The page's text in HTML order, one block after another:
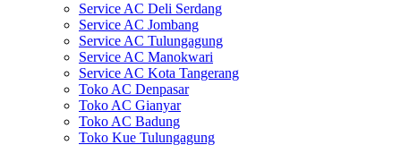
Service AC Deli Serdang
Service AC Jombang
Service AC Tulungagung
Service AC Manokwari
Service AC Kota Tangerang
Toko AC Denpasar
Toko AC Gianyar
Toko AC Badung
Toko Kue Tulungagung